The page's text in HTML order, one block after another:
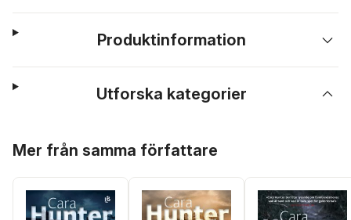
Produktinformation
Utforska kategorier
Mer från samma författare